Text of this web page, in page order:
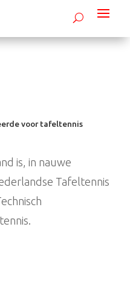
voor tafeltennis
is, in nauwe
Tafeltennis